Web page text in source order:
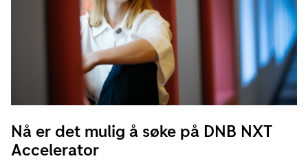
Nå er det mulig å søke på DNB NXT
Accelerator